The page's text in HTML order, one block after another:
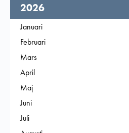
År,
2026
Filtrera på
Januari
Filtrera på
Februari
Filtrera på
Mars
Filtrera på
April
Filtrera på
Maj
Filtrera på
Juni
Filtrera på
Juli